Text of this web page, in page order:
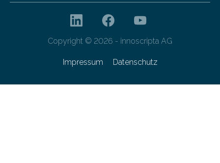
Copyright © 2026 - innoscripta AG
Impressum Datenschutz